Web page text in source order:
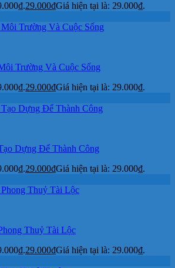
29.000₫Giá hiện tại là: 29.000₫.
Trường Và Cuộc Sống
29.000₫Giá hiện tại là: 29.000₫.
Dựng Để Thành Công
29.000₫Giá hiện tại là: 29.000₫.
Thuỷ Tài Lộc
29.000₫Giá hiện tại là: 29.000₫.